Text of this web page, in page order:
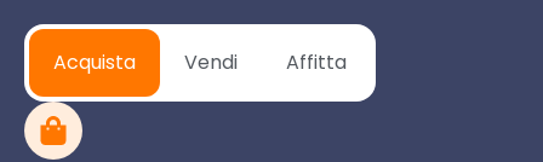
Acquista Vendi Affitta